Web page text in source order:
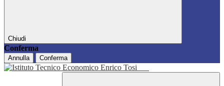
Chiudi
Conferma
Annulla Conferma